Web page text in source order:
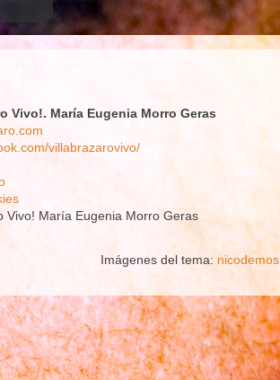
Vivo!. María Eugenia Morro Geras
villabrazarovivo/
Vivo! María Eugenia Morro Geras
Imágenes del tema: nicodemos